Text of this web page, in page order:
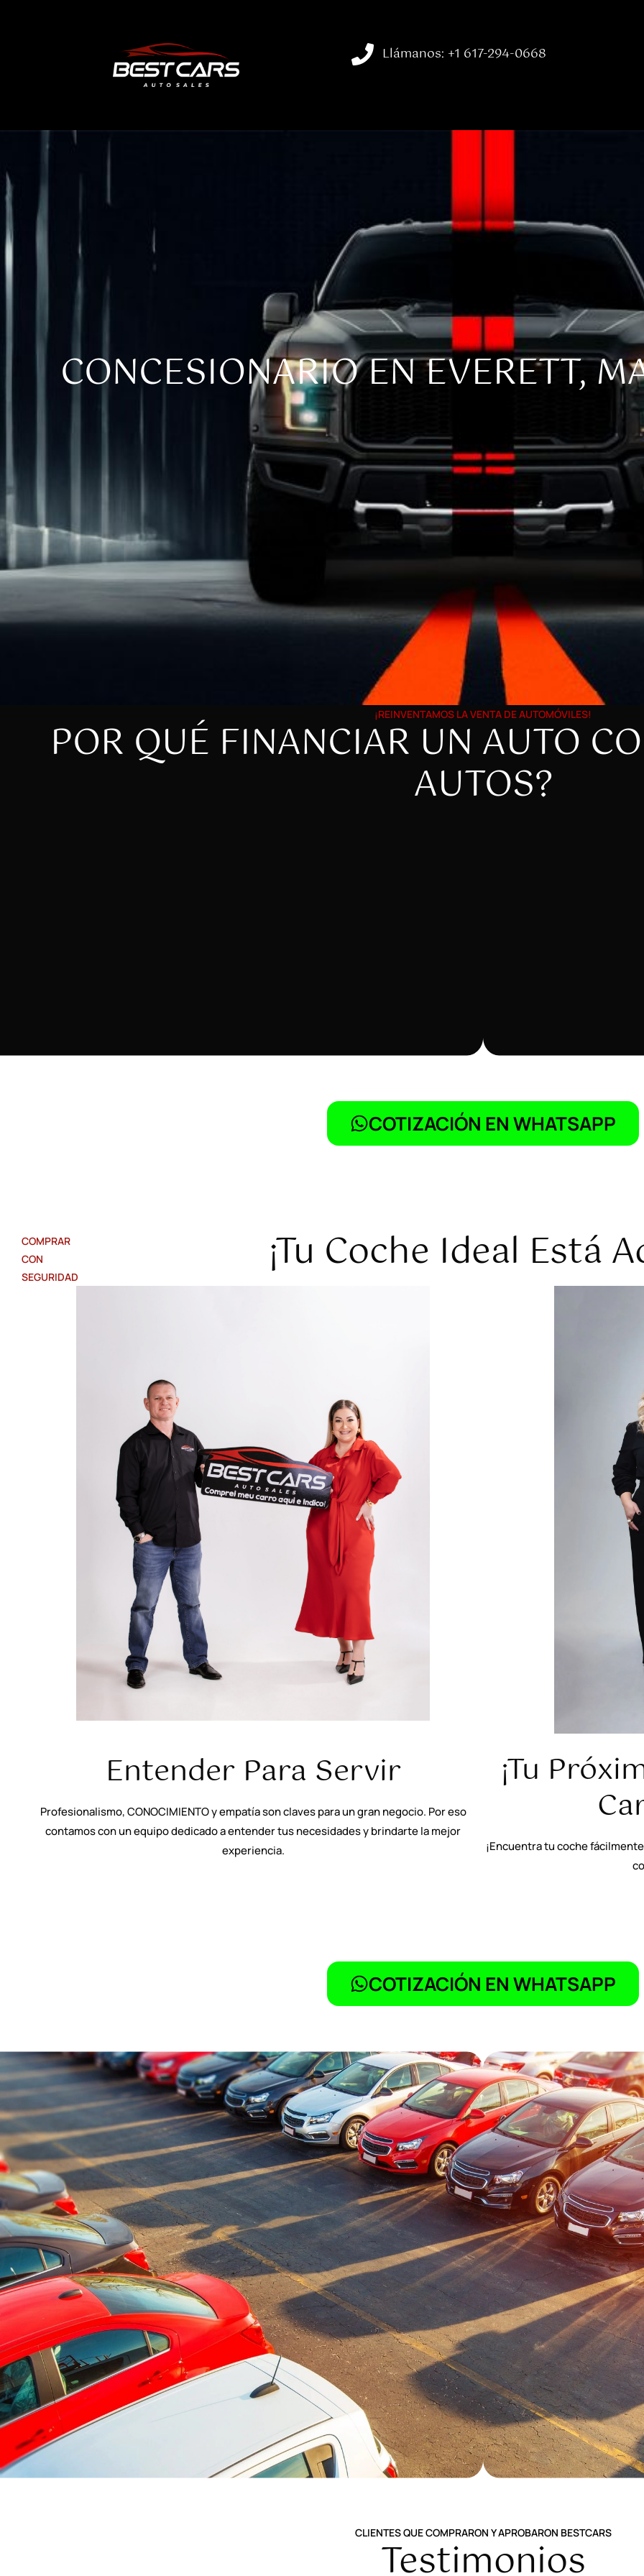
Llámanos: +1 617-294-0668
CONCESIONARIO EN EVERETT,
¡REINVENTAMOS LA VENTA DE AUTOMÓVILES!
POR QUÉ FINANCIAR UN AUTO
AUTOS?
COTIZACIÓN EN WHATSAPP
COMPRAR
CON
SEGURIDAD
¡Tu Coche Ideal Está
Entender Para Servir
Profesionalismo, CONOCIMIENTO y empatía son claves para un gran negocio. Por eso
contamos con un equipo dedicado a entender tus necesidades y brindarte la mejor
experiencia.
¡Tu
¡Encuentra tu coche
COTIZACIÓN EN WHATSAPP
CLIENTES QUE COMPRARON Y APROBARON BESTCARS
Testimonios